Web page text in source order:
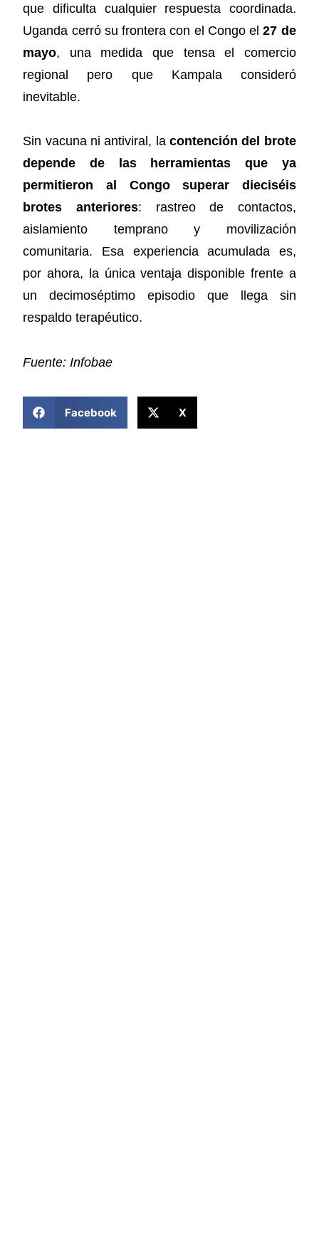
que dificulta cualquier respuesta coordinada.
Uganda cerró su frontera con el Congo el27 de
mayo, una medida que tensa el comercio
regional pero que Kampala consideró
inevitable.
Sin vacuna ni antiviral, la contención del brote
depende de las herramientas que ya
permitieron al Congo superar dieciséis
brotes anteriores: rastreo de contactos,
aislamiento temprano y movilización
comunitaria. Esa experiencia acumulada es,
por ahora, la única ventaja disponible frente a
un decimoséptimo episodio que llega sin
respaldo terapéutico.
Fuente: Infobae
Facebook X